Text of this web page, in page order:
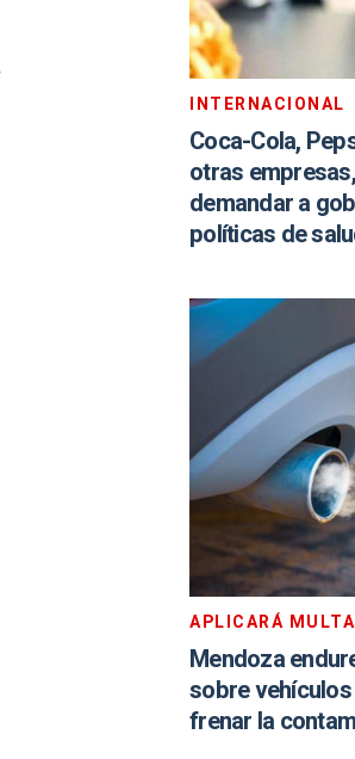
INTERNACIONAL
Coca-Cola,
otras
demandar a
políticas de
APLICARÁ
Mendoza
sobre
frenar la